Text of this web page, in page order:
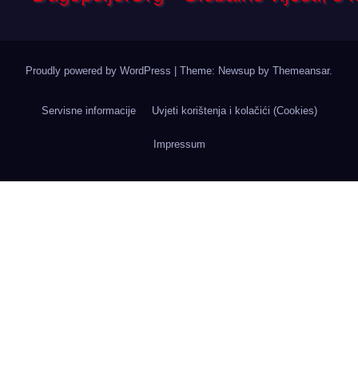
Proudly powered by WordPress | Theme: Newsup by Themeansar.
Servisne informacije Uvjeti korištenja i kolačići (Cookies)
Impressum